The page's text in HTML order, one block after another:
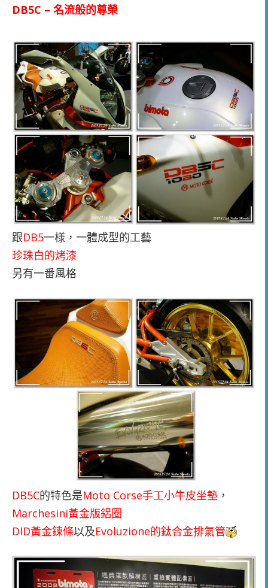
DB5C – 名流般的尊榮
跟DB5一様，一體成型的工藝
珍珠白的烤漆
另有一番風格
DB5C的特色是Moto Corse手工小牛皮坐墊 ，
Marchesini黃金版鋁圈
DID黃金鍊條以及Evoluzione的鈦合金排氣管